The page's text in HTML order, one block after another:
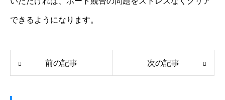
できるようになります。
前の記事 次の記事